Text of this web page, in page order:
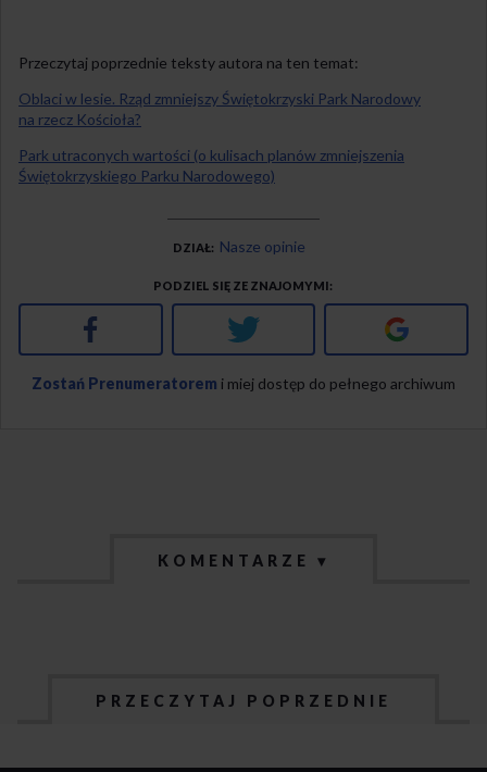
Przeczytaj poprzednie teksty autora na ten temat:
Oblaci w lesie. Rząd zmniejszy Świętokrzyski Park Narodowy
na rzecz Kościoła?
Park utraconych wartości (o kulisach planów zmniejszenia
Świętokrzyskiego Parku Narodowego)
DZIAŁ Nasze opinie
PODZIEL SIĘ ZE ZNAJOMYMI
Facebook Twitter Google+
Zostań Prenumeratorem i miej dostęp do pełnego archiwum
KOMENTARZE ▾
PRZECZYTAJ POPRZEDNIE